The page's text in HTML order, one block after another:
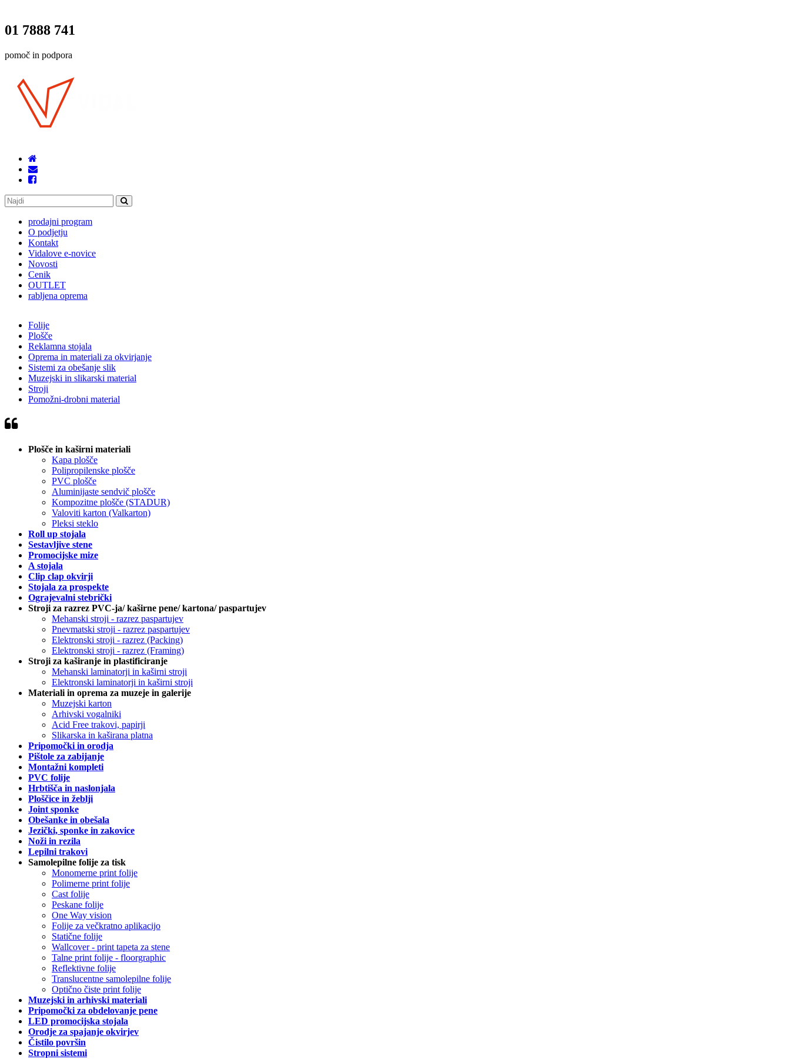
01 7888 741
pomoč in podpora
prodajni program
O podjetju
Kontakt
Vidalove e-novice
Novosti
Cenik
OUTLET
rabljena oprema
Folije
Plošče
Reklamna stojala
Oprema in materiali za okvirjanje
Sistemi za obešanje slik
Muzejski in slikarski material
Stroji
Pomožni-drobni material
Plošče in kaširni materiali
Kapa plošče
Polipropilenske plošče
PVC plošče
Aluminijaste sendvič plošče
Kompozitne plošče (STADUR)
Valoviti karton (Valkarton)
Pleksi steklo
Roll up stojala
Sestavljive stene
Promocijske mize
A stojala
Clip clap okvirji
Stojala za prospekte
Ograjevalni stebrički
Stroji za razrez PVC-ja/ kaširne pene/ kartona/ paspartujev
Mehanski stroji - razrez paspartujev
Pnevmatski stroji - razrez paspartujev
Elektronski stroji - razrez (Packing)
Elektronski stroji - razrez (Framing)
Stroji za kaširanje in plastificiranje
Mehanski laminatorji in kaširni stroji
Elektronski laminatorji in kaširni stroji
Materiali in oprema za muzeje in galerije
Muzejski karton
Arhivski vogalniki
Acid Free trakovi, papirji
Slikarska in kaširana platna
Pripomočki in orodja
Pištole za zabijanje
Montažni kompleti
PVC folije
Hrbtišča in naslonjala
Ploščice in žeblji
Joint sponke
Obešanke in obešala
Jezički, sponke in zakovice
Noži in rezila
Lepilni trakovi
Samolepilne folije za tisk
Monomerne print folije
Polimerne print folije
Cast folije
Peskane folije
One Way vision
Folije za večkratno aplikacijo
Statične folije
Wallcover - print tapeta za stene
Talne print folije - floorgraphic
Reflektivne folije
Translucentne samolepilne folije
Optično čiste print folije
Muzejski in arhivski materiali
Pripomočki za obdelovanje pene
LED promocijska stojala
Orodje za spajanje okvirjev
Čistilo površin
Stropni sistemi